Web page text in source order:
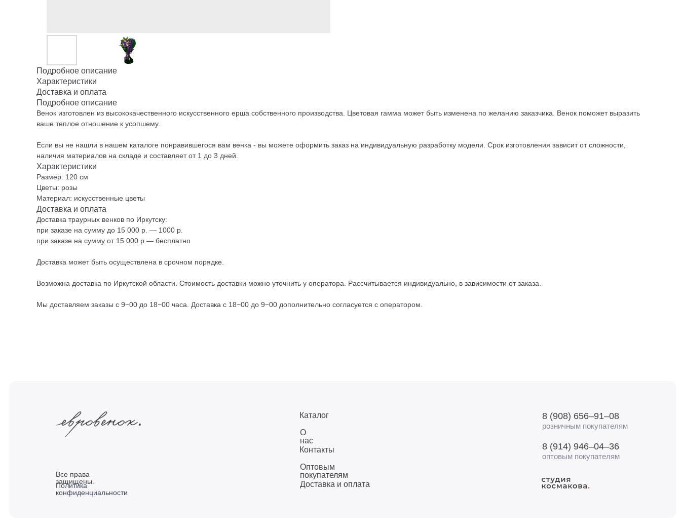
Подробное описание
Характеристики
Доставка и оплата
Подробное описание
Венок изготовлен из высококачественного искусственного ерша собственного производства. Цветовая гамма может быть изменена по желанию заказчика. Венок поможет выразить
ваше теплое отношение к усопшему.
Если вы не нашли в нашем каталоге понравившегося вам венка - вы можете оформить заказ на индивидуальную разработку модели. Срок изготовления зависит от сложности,
наличия материалов на складе и составляет от 1 до 3 дней.
Характеристики
Размер: 120 см
Цветы: розы
Материал: искусственные цветы
Доставка и оплата
Доставка траурных венков по Иркутску:
при заказе на сумму до 15 000 р. — 1000 р.
при заказе на сумму от 15 000 р — бесплатно
Доставка может быть осуществлена в срочном порядке.
Возможна доставка по Иркутской области. Стоимость доставки можно уточнить у оператора. Рассчитывается индивидуально, в зависимости от заказа.
Мы доставляем заказы с 9−00 до 18−00 часа. Доставка с 18−00 до 9−00 дополнительно согласуется с оператором.
Все права
защищены.
Политика
конфиденциальности
Каталог
О
нас
Контакты
Оптовым
покупателям
Доставка и оплата
8 (908) 656–91–08
розничным покупателям
8 (914) 946–04–36
оптовым покупателям